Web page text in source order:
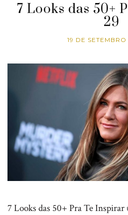
7 Looks das 50+
29
19 DE
7 Looks das 50+ Pra Te Inspirar